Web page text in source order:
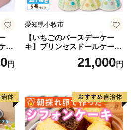
ー
市
日
円
愛知県小牧市
【いちごのバースデーケー
キ】プリンセスドールケーキ
日時指定可 スイーツ デザー
ト 洋菓子 お取り寄せ 愛知県
デコレーションケーキ ホー
ルケーキ 人形 かわいい こど
も
21,000円